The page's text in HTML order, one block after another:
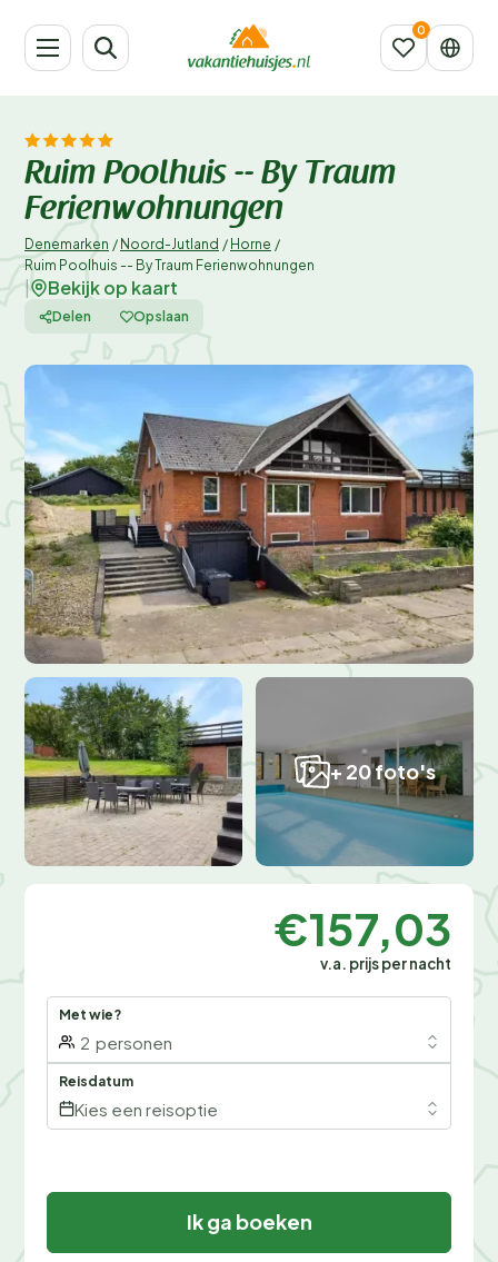
Ruim Poolhuis -- By Traum
Ferienwohnungen
Denemarken / Noord-Jutland / Horne /
Ruim Poolhuis -- By Traum Ferienwohnungen
Bekijk op kaart
Delen Opslaan
+ 20 foto's
€157,03
v.a. prijs per nacht
Met wie?
2 personen
Reisdatum
Kies een reisoptie
Ik ga boeken